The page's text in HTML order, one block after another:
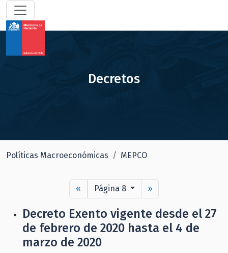
Decretos
Políticas Macroeconómicas MEPCO
« Página 8 »
Decreto Exento vigente desde el 27
de febrero de 2020 hasta el 4 de
marzo de 2020